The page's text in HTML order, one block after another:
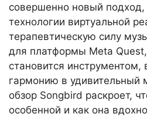
совершенно новый подход,
технологии виртуальной
терапевтическую силу
для платформы Meta
становится
гармонию в удивительный
обзор Songbird раскроет,
особенной и как она